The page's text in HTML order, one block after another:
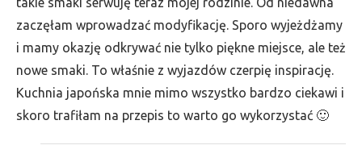
zaczęłam wprowadzać modyfikację. Sporo wyjeżdżamy
i mamy okazję odkrywać nie tylko piękne miejsce, ale też
nowe smaki. To właśnie z wyjazdów czerpię inspirację.
Kuchnia japońska mnie mimo wszystko bardzo ciekawi i
skoro trafiłam na przepis to warto go wykorzystać 🙂